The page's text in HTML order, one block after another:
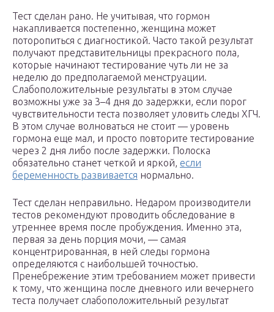
Тест сделан рано. Не учитывая, что гормон
накапливается постепенно, женщина может
поторопиться с диагностикой. Часто такой результат
получают представительницы прекрасного пола,
которые начинают тестирование чуть ли не за
неделю до предполагаемой менструации.
Слабоположительные результаты в этом случае
возможны уже за 3–4 дня до задержки, если порог
чувствительности теста позволяет уловить следы ХГЧ.
В этом случае волноваться не стоит — уровень
гормона еще мал, и просто повторите тестирование
через 2 дня либо после задержки. Полоска
обязательно станет четкой и яркой, если
беременность развивается нормально.
Тест сделан неправильно. Недаром производители
тестов рекомендуют проводить обследование в
утреннее время после пробуждения. Именно эта,
первая за день порция мочи, — самая
концентрированная, в ней следы гормона
определяются с наибольшей точностью.
Пренебрежение этим требованием может привести
к тому, что женщина после дневного или вечернего
теста получает слабоположительный результат